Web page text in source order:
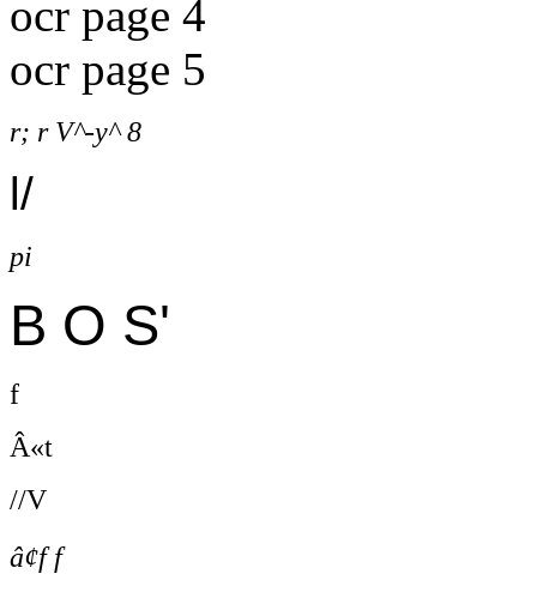
ocr page 4
ocr page 5
r; r V^-y^ 8
l/
pi
B O S'
f
Â«t
//V
â¢f f